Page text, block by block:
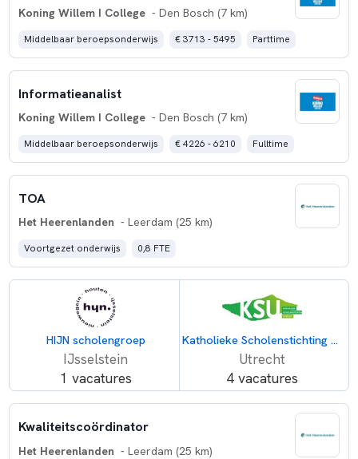
Koning Willem I College - Den Bosch (7 km)
Middelbaar beroepsonderwijs € 3713 - 5495 Parttime
Informatieanalist
Koning Willem I College - Den Bosch (7 km)
Middelbaar beroepsonderwijs € 4226 - 6210 Fulltime
TOA
Het Heerenlanden - Leerdam (25 km)
Voortgezet onderwijs 0,8 FTE
HIJN scholengroep
IJsselstein
1 vacatures
Katholieke Scholenstichting Utrecht (KSU)
Utrecht
4 vacatures
Kwaliteitscoördinator
Het Heerenlanden - Leerdam (25 km)